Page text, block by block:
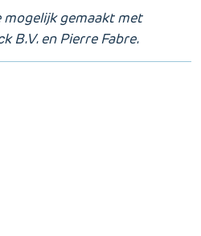
mogelijk gemaakt met
B.V. en Pierre Fabre.